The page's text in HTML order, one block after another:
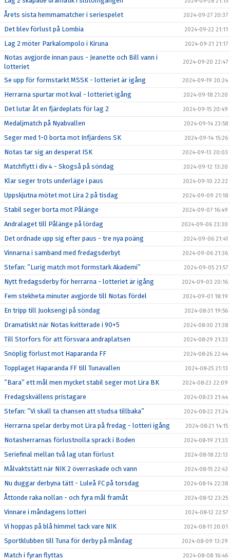
Årets sista hemmamatcher i seriespelet 2024-09-27 20:37
Det blev förlust på Lombia 2024-09-22 21:11
Lag 2 möter Parkalompolo i Kiruna 2024-09-21 21:17
Notas avgjorde innan paus - Jeanette och Bill vann i
lotteriet
2024-09-20 22:47
Se upp för formstarkt MSSK - lotteriet är igång 2024-09-19 20:24
Herrarna spurtar mot kval - lotteriet igång 2024-09-18 21:20
Det lutar åt en fjärdeplats för lag 2 2024-09-15 20:49
Medaljmatch på Nyabvallen 2024-09-14 23:58
Seger med 1-0 borta mot Infjärdens SK 2024-09-14 15:26
Notas tar sig an desperat ISK 2024-09-13 20:03
Matchflytt i div 4 - Skogså på söndag 2024-09-12 13:20
Klar seger trots underläge i paus 2024-09-10 22:22
Uppskjutna mötet mot Lira 2 på tisdag 2024-09-09 21:18
Stabil seger borta mot Pålänge 2024-09-07 16:49
Andralaget till Pålänge på lördag 2024-09-06 23:30
Det ordnade upp sig efter paus - tre nya poäng 2024-09-06 21:41
Vinnarna i samband med fredagsderbyt 2024-09-06 21:36
Stefan: ”Lurig match mot formstark Akademi” 2024-09-05 21:57
Nytt fredagsderby för herrarna - lotteriet är igång 2024-09-03 20:16
Fem stekheta minuter avgjorde till Notas fördel 2024-09-01 18:19
En tripp till Juoksengi på söndag 2024-08-31 19:56
Dramatiskt när Notas kvitterade i 90+5 2024-08-30 21:38
Till Storfors för att försvara andraplatsen 2024-08-29 21:33
Snöplig förlust mot Haparanda FF 2024-08-26 22:44
Topplaget Haparanda FF till Tunavallen 2024-08-25 21:13
”Bara” ett mål men mycket stabil seger mot Lira BK 2024-08-23 22:09
Fredagskvällens pristagare 2024-08-23 21:44
Stefan: ”Vi skall ta chansen att studsa tillbaka” 2024-08-22 21:24
Herrarna spelar derby mot Lira på fredag - lotteri igång 2024-08-21 14:15
Notasherrarnas förlustnolla sprack i Boden 2024-08-19 21:33
Seriefinal mellan två lag utan förlust 2024-08-18 22:13
Målvaktstätt när NIK 2 överraskade och vann 2024-08-15 22:43
Nu duggar derbyna tätt - Luleå FC på torsdag 2024-08-14 22:38
Åttonde raka nollan - och fyra mål framåt 2024-08-12 23:25
Vinnare i måndagens lotteri 2024-08-12 22:57
Vi hoppas på blå himmel tack vare NIK 2024-08-11 20:01
Sportklubben till Tuna för derby på måndag 2024-08-09 13:29
Match i fyran flyttas 2024-08-08 16:46